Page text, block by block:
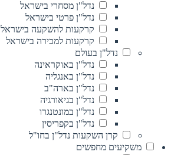
נדל"ן מסחרי בישראל
נדל"ן פרטי בישראל
קרקעות להשקעה בישראל
קרקעות למכירה בישראל
נדל"ן בעולם
נדל"ן באוקראינה
נדל"ן באנגליה
נדל"ן בארה"ב
נדל"ן בגיאורגיה
נדל"ן במונטנגרו
נדל"ן בקפריסין
קרן השקעות נדל"ן בחו"ל
משקיעים מחפשים